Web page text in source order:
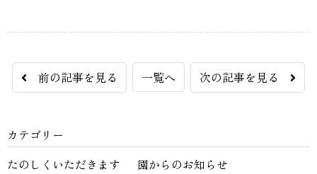
前の記事を見る 一覧へ 次の記事を見る
カテゴリー
たのしくいただきます
園からのお知らせ